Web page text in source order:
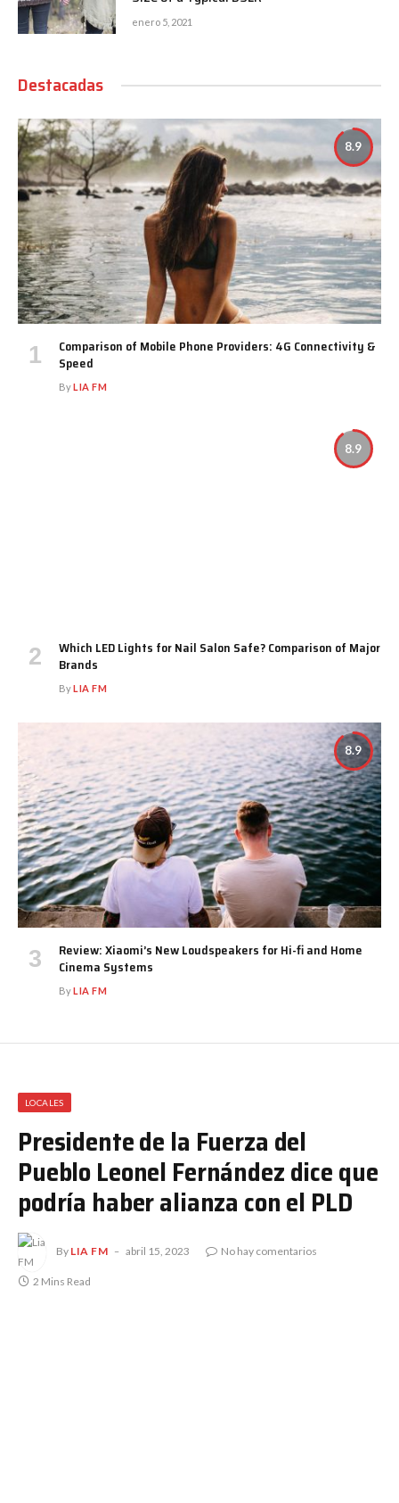
enero 5, 2021
Destacadas
8.9
Comparison of Mobile Phone Providers: 4G Connectivity &
Speed
ByLIA FM
8.9
Which LED Lights for Nail Salon Safe? Comparison of Major
Brands
ByLIA FM
8.9
Review: Xiaomi’s New Loudspeakers for Hi-fi and Home
Cinema Systems
ByLIA FM
LOCALES
Presidente de la Fuerza del
Pueblo Leonel Fernández dice que
podría haber alianza con el PLD
By LIA FM abril 15, 2023 No hay comentarios
2 Mins Read